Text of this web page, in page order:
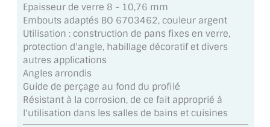
VERRE EXTRACLAIR
VERRE TREMPÉ (SÉCURIT)
PAROI DE DOUCHE
VERRE FEUILLETÉ
Epaisseur de verre 8 - 10,76 mm
Embouts adaptés BO 6703462, couleur argent
Utilisation : construction de pans fixes en verre,
protection d'angle, habillage décoratif et divers
autres applications
Angles arrondis
Guide de perçage au fond du profilé
Résistant à la corrosion, de ce fait approprié à
l'utilisation dans les salles de bains et cuisines